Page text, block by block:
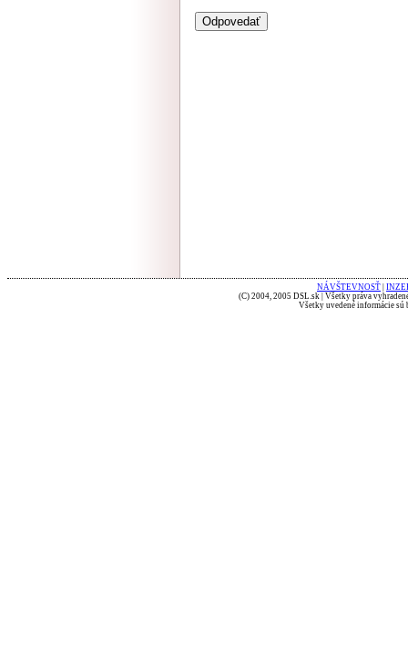
NÁVŠTEVNOSŤ
(C) 2004, 2005 DSL.sk | Všetky práva
Všetky uvedené informácie sú